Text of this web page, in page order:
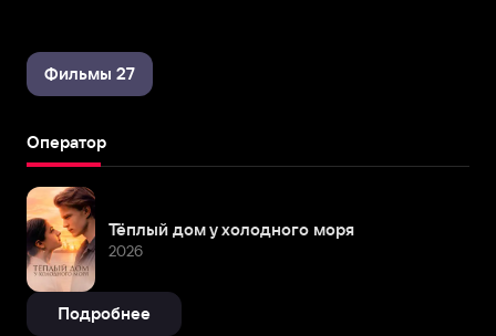
Фильмы 27
Оператор
Тёплый дом у холодного моря
2026
Подробнее